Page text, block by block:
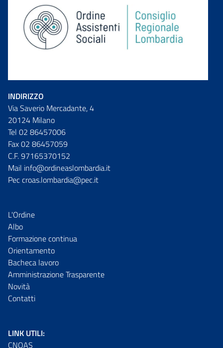
INDIRIZZO
Via Saverio Mercadante, 4
20124 Milano
Tel 02 86457006
Fax 02 86457059
C.F. 97165370152
Mail info@ordineaslombardia.it
Pec croas.lombardia@pec.it
L'Ordine
Albo
Formazione continua
Orientamento
Bacheca lavoro
Amministrazione Trasparente
Novità
Contatti
LINK UTILI:
CNOAS